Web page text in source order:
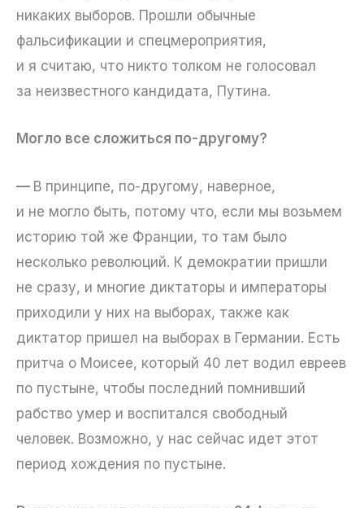
никаких выборов. Прошли обычные
фальсификации и спецмероприятия,
и я считаю, что никто толком не голосовал
за неизвестного кандидата, Путина.
Могло все сложиться по-другому?
— В принципе, по-другому, наверное,
и не могло быть, потому что, если мы возьмем
историю той же Франции, то там было
несколько революций. К демократии пришли
не сразу, и многие диктаторы и императоры
приходили у них на выборах, также как
диктатор пришел на выборах в Германии. Есть
притча о Моисее, который 40 лет водил евреев
по пустыне, чтобы последний помнивший
рабство умер и воспитался свободный
человек. Возможно, у нас сейчас идет этот
период хождения по пустыне.